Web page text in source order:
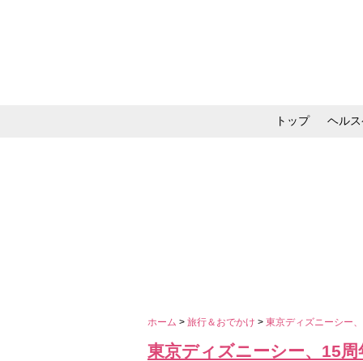
トップ ヘル
ホーム > 旅行＆おでかけ > 東京ディズニーシー
東京ディズニーシー、15